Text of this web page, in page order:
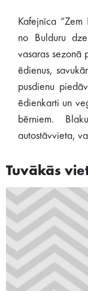
Kafejnīca
no Bulduru
vasaras sezonā
ēdienus,
pusdienu
ēdienkarti un
bērniem.
autostāvvieta,
Tuvākās